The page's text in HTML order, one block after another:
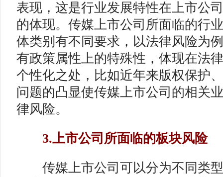
表现，这是行业发展特性在上市公
的体现。传媒上市公司所面临的行
体类别有不同要求，以法律风险为
有政策属性上的特殊性，体现在法
个性化之处，比如近年来版权保护
问题的凸显使传媒上市公司的相关
律风险。
3.上市公司所面临的板块风险
传媒上市公司可以分为不同类型